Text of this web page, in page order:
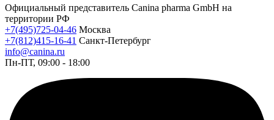
Официальный представитель Canina pharma GmbH на
территории РФ
+7(495)725-04-46 Москва
+7(812)415-16-41 Санкт-Петербург
info@canina.ru
Пн-ПТ, 09:00 - 18:00